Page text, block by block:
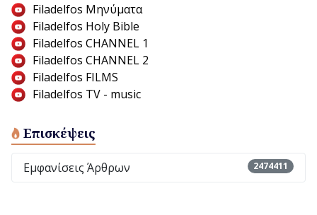
Filadelfos Μηνύματα
Filadelfos Holy Bible
Filadelfos CHANNEL 1
Filadelfos CHANNEL 2
Filadelfos FILMS
Filadelfos TV - music
Επισκέψεις
Εμφανίσεις Άρθρων 2474411